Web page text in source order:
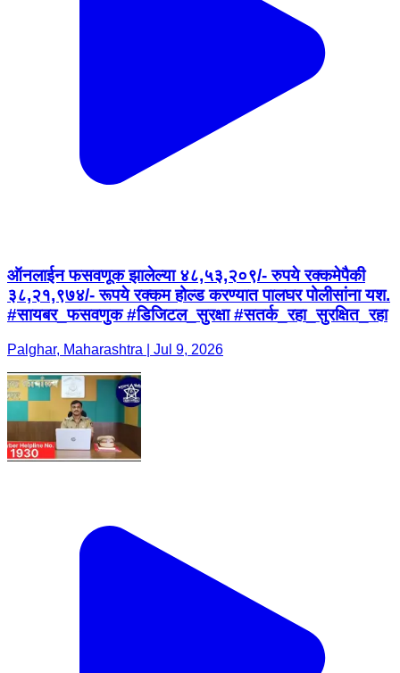
ऑनलाईन फसवणूक झालेल्या ४८,५३,२०९/- रुपये रक्कमेपैकी
३८,२१,९७४/- रूपये रक्कम होल्ड करण्यात पालघर पोलीसांना यश.
#सायबर_फसवणुक #डिजिटल_सुरक्षा #सतर्क_रहा_सुरक्षित_रहा
Palghar, Maharashtra | Jul 9, 2026